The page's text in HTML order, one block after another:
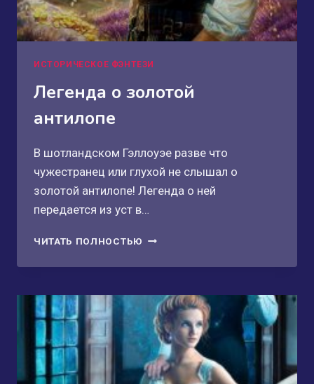
ИСТОРИЧЕСКОЕ ФЭНТЕЗИ
Легенда о золотой
антилопе
В шотландском Гэллоуэе разве что
чужестранец или глухой не слышал о
золотой антилопе! Легенда о ней
передается из уст в…
ЧИТАТЬ ПОЛНОСТЬЮ ЛЕГЕНДА
ЗОЛОТОЙ